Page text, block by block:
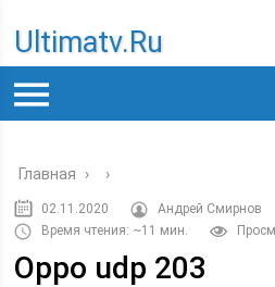
Ultimatv.ru
Главная › ›
02.11.2020
Андрей Смирнов
Время чтения: ~11 мин.
Oppo udp 203